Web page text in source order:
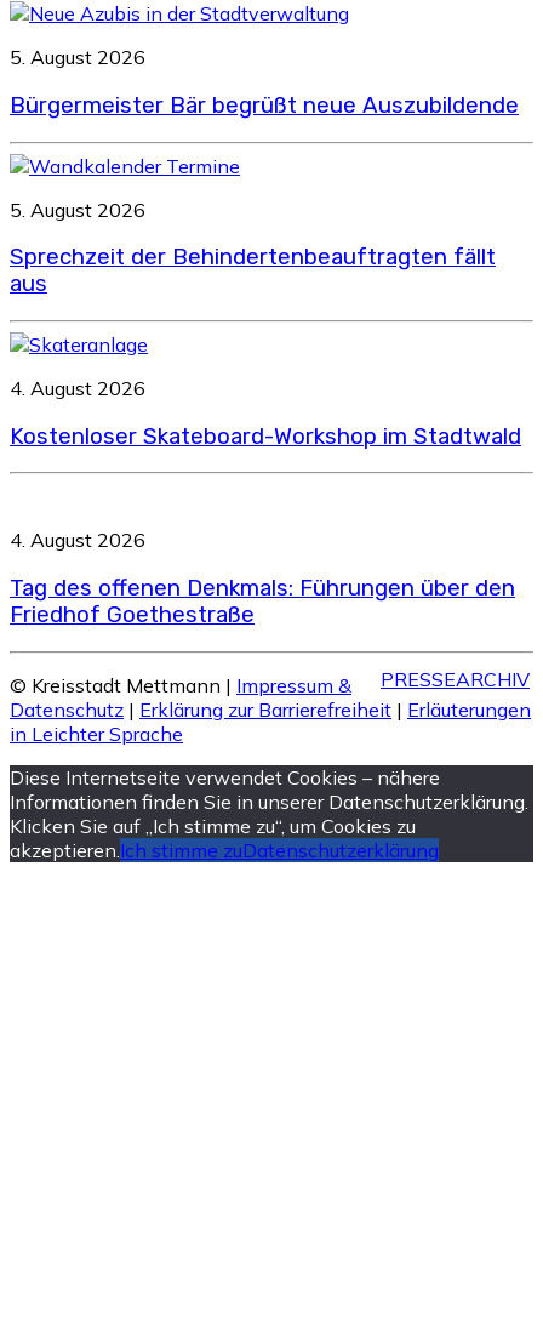
5. August 2026
Bürgermeister Bär begrüßt neue Auszubildende
5. August 2026
Sprechzeit der Behindertenbeauftragten fällt
aus
4. August 2026
Kostenloser Skateboard-Workshop im Stadtwald
4. August 2026
Tag des offenen Denkmals: Führungen über den
Friedhof Goethestraße
PRESSEARCHIV
© Kreisstadt Mettmann | Impressum &
Datenschutz | Erklärung zur Barrierefreiheit | Erläuterungen
in Leichter Sprache
Diese Internetseite verwendet Cookies – nähere
Informationen finden Sie in unserer Datenschutzerklärung.
Klicken Sie auf „Ich stimme zu“, um Cookies zu
akzeptieren. Ich stimme zuDatenschutzerklärung